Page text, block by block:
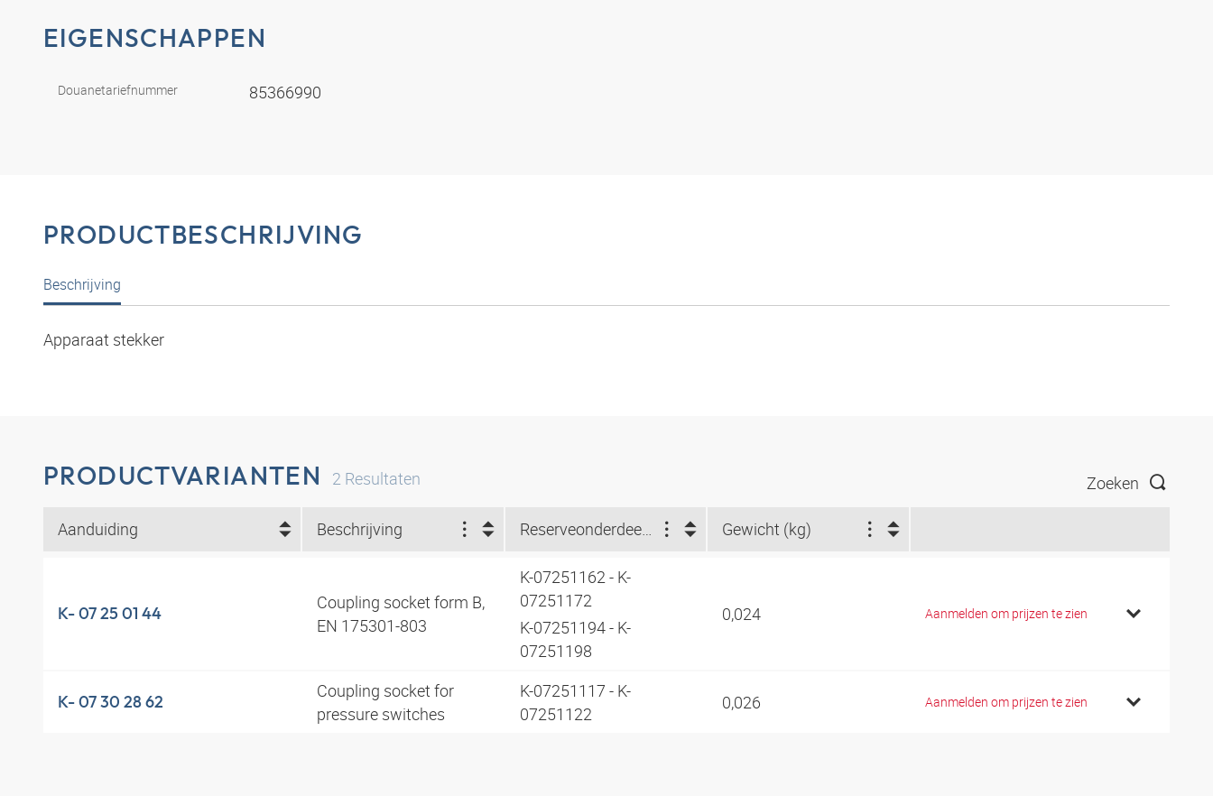
EIGENSCHAPPEN
Douanetariefnummer 85366990
PRODUCTBESCHRIJVING
Beschrijving
Apparaat stekker
PRODUCTVARIANTEN 2 Resultaten Zoeken
Aanduiding Beschrijving Reserveonderdeel voor Gewicht (kg)
K- 07 25 01 44
Coupling socket form B,
EN 175301-803
K-07251162 - K-
07251172
K-07251194 - K-
07251198
0,024 Aanmelden om prijzen te zien
K- 07 30 28 62
Coupling socket for
pressure switches
K-07251117 - K-
07251122
0,026 Aanmelden om prijzen te zien